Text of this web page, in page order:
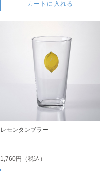
カートに入れる
レモンタンブラー
1,760円（税込）